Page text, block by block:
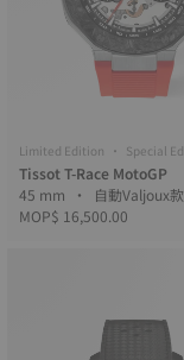
Limited Edition • Special
Tissot T-Race MotoGP
45 mm • 自動Valjoux款
MOP$ 16,500.00